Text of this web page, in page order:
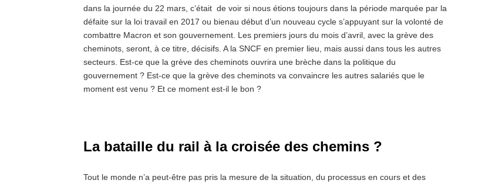
dans la journée du 22 mars, c’était de voir si nous étions toujours dans la période marquée par la
défaite sur la loi travail en 2017 ou bienau début d’un nouveau cycle s’appuyant sur la volonté de
combattre Macron et son gouvernement. Les premiers jours du mois d’avril, avec la grève des
cheminots, seront, à ce titre, décisifs. A la SNCF en premier lieu, mais aussi dans tous les autres
secteurs. Est-ce que la grève des cheminots ouvrira une brèche dans la politique du
gouvernement ? Est-ce que la grève des cheminots va convaincre les autres salariés que le
moment est venu ? Et ce moment est-il le bon ?
La bataille du rail à la croisée des chemins ?
Tout le monde n’a peut-être pas pris la mesure de la situation, du processus en cours et des